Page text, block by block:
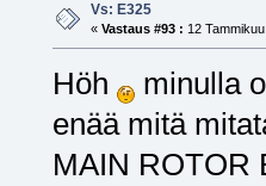
Vs: E325
« Vastaus #93 : 12
Höh
minulla
enää mitä
MAIN ROTOR